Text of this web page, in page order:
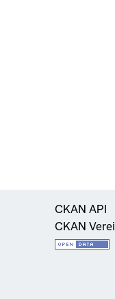
CKAN API
CKAN